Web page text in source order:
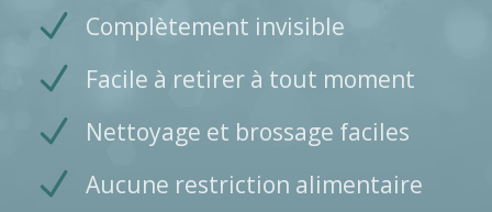
Complètement invisible
Facile à retirer à tout moment
Nettoyage et brossage faciles
Aucune restriction alimentaire